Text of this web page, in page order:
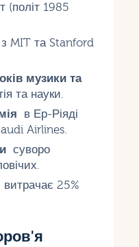
(політ 1985
MIT та Stanford
музики та
та науки.
в Ер-Ріяді
Airlines.
суворо
витрачає 25%